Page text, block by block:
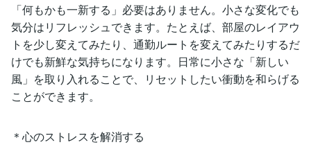
「何もかも一新する」必要はありません。小さな変化でも
気分はリフレッシュできます。たとえば、部屋のレイアウ
トを少し変えてみたり、通勤ルートを変えてみたりするだ
けでも新鮮な気持ちになります。日常に小さな「新しい
風」を取り入れることで、リセットしたい衝動を和らげる
ことができます。
＊心のストレスを解消する